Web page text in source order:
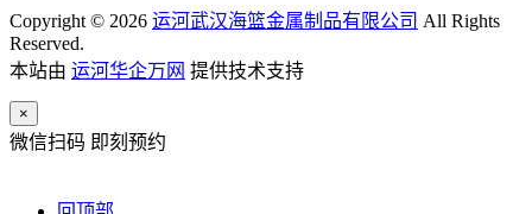
Copyright © 2026 运河武汉海篮金属制品有限公司 All Rights
Reserved.
本站由 运河华企万网 提供技术支持
×
微信扫码 即刻预约